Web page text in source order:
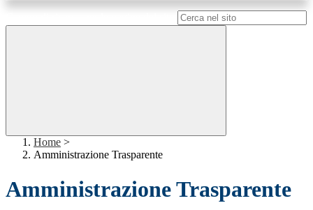
Home >
Amministrazione Trasparente
Amministrazione Trasparente